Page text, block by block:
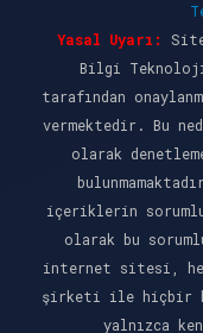
Yasal Uyarı:
Bilgi
tarafından
vermektedir. Bu
olarak
içeriklerin
olarak bu
internet sitesi,
şirketi ile hiçbir
yalnızca